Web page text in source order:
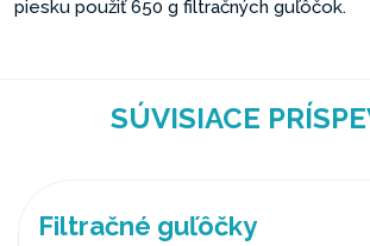
piesku použiť 650 g filtračných guľôčok.
SÚVISIACE
Filtračné guľôčky